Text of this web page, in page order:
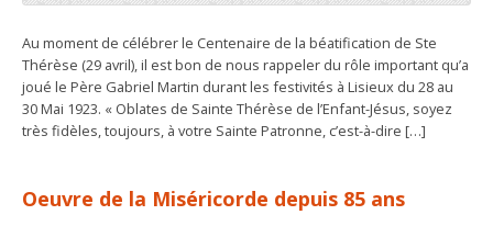
Au moment de célébrer le Centenaire de la béatification de Ste
Thérèse (29 avril), il est bon de nous rappeler du rôle important qu’a
joué le Père Gabriel Martin durant les festivités à Lisieux du 28 au
30 Mai 1923. « Oblates de Sainte Thérèse de l’Enfant-Jésus, soyez
très fidèles, toujours, à votre Sainte Patronne, c’est-à-dire […]
Oeuvre de la Miséricorde depuis 85 ans